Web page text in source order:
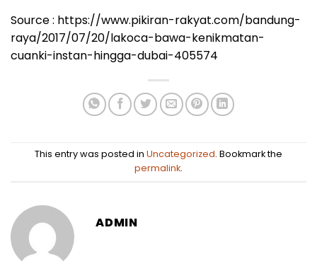
Source : https://www.pikiran-rakyat.com/bandung-
raya/2017/07/20/lakoca-bawa-kenikmatan-
cuanki-instan-hingga-dubai-405574
This entry was posted in Uncategorized. Bookmark the
permalink.
ADMIN